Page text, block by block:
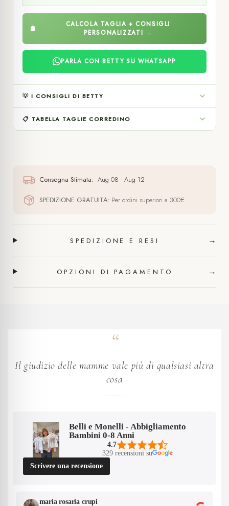
CALCOLA TAGLIA + CONSIGLI
PERSONALIZZATI →
PARLA CON BETTY SU WHATSAPP
💡 I CONSIGLI DI BETTY
📋 TABELLA TAGLIE CORREDINO
Consegna Stimata: Aug 08 - Aug 12
SPEDIZIONE GRATUITA: Per ordini superiori a 300€
SPEDIZIONE E RESI →
OPZIONI DI PAGAMENTO →
Il giudizio delle mamme vale più di qualsiasi altra
cosa
Belli e Monelli - Abbigliamento
Bambini 0-8 Anni
4.7
329 recensioni su
Scrivere una recensione
maria rosaria crupi